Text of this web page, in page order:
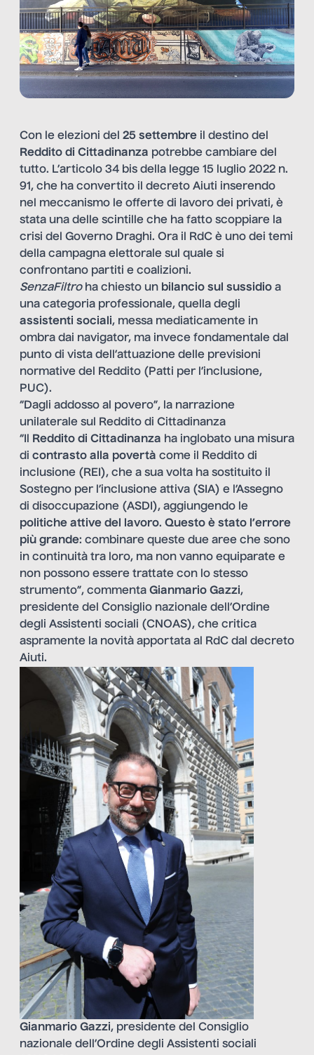
Con le elezioni del 25 settembre il destino del
Reddito di Cittadinanza potrebbe cambiare del
tutto. L’articolo 34 bis della legge 15 luglio 2022 n.
91, che ha convertito il decreto Aiuti inserendo
nel meccanismo le offerte di lavoro dei privati, è
stata una delle scintille che ha fatto scoppiare la
crisi del Governo Draghi. Ora il RdC è uno dei temi
della campagna elettorale sul quale si
confrontano partiti e coalizioni.
SenzaFiltroha chiesto un bilancio sul sussidio a
una categoria professionale, quella degli
assistenti sociali, messa mediaticamente in
ombra dai navigator, ma invece fondamentale dal
punto di vista dell’attuazione delle previsioni
normative del Reddito (Patti per l’inclusione,
PUC).
“Dagli addosso al povero”, la narrazione
unilaterale sul Reddito di Cittadinanza
“Il
Reddito di Cittadinanza ha inglobato una misura
di contrasto alla povertà come il Reddito di
inclusione (REI), che a sua volta ha sostituito il
Sostegno per l’inclusione attiva (SIA) e l’Assegno
di disoccupazione (ASDI), aggiungendo le
politiche attive del lavoro. Questo è stato l’errore
più grande: combinare queste due aree che sono
in continuità tra loro, ma non vanno equiparate e
non possono essere trattate con lo stesso
strumento”, commenta Gianmario Gazzi,
presidente del Consiglio nazionale dell’Ordine
degli Assistenti sociali (CNOAS), che critica
aspramente la novità apportata al RdC dal decreto
Aiuti.
Gianmario Gazzi, presidente del Consiglio
nazionale dell’Ordine degli Assistenti sociali